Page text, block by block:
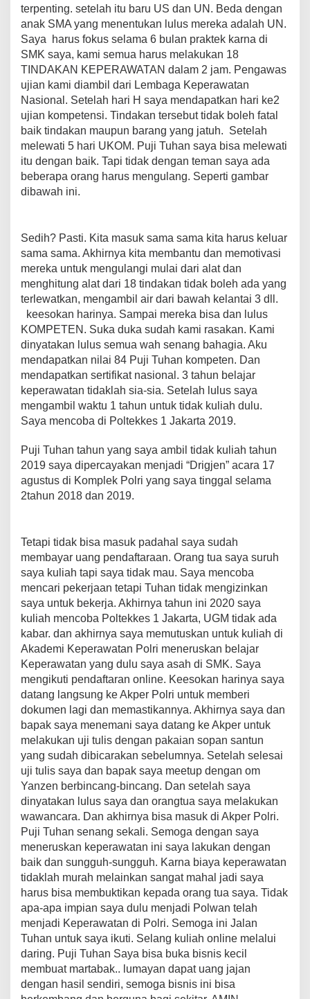
terpenting. setelah itu baru US dan UN. Beda dengan
anak SMA yang menentukan lulus mereka adalah UN.
Saya harus fokus selama 6 bulan praktek karna di
SMK saya, kami semua harus melakukan 18
TINDAKAN KEPERAWATAN dalam 2 jam. Pengawas
ujian kami diambil dari Lembaga Keperawatan
Nasional. Setelah hari H saya mendapatkan hari ke2
ujian kompetensi. Tindakan tersebut tidak boleh fatal
baik tindakan maupun barang yang jatuh. Setelah
melewati 5 hari UKOM. Puji Tuhan saya bisa melewati
itu dengan baik. Tapi tidak dengan teman saya ada
beberapa orang harus mengulang. Seperti gambar
dibawah ini.
Sedih? Pasti. Kita masuk sama sama kita harus keluar
sama sama. Akhirnya kita membantu dan memotivasi
mereka untuk mengulangi mulai dari alat dan
menghitung alat dari 18 tindakan tidak boleh ada yang
terlewatkan, mengambil air dari bawah kelantai 3 dll.
keesokan harinya. Sampai mereka bisa dan lulus
KOMPETEN. Suka duka sudah kami rasakan. Kami
dinyatakan lulus semua wah senang bahagia. Aku
mendapatkan nilai 84 Puji Tuhan kompeten. Dan
mendapatkan sertifikat nasional. 3 tahun belajar
keperawatan tidaklah sia-sia. Setelah lulus saya
mengambil waktu 1 tahun untuk tidak kuliah dulu.
Saya mencoba di Poltekkes 1 Jakarta 2019.
Puji Tuhan tahun yang saya ambil tidak kuliah tahun
2019 saya dipercayakan menjadi “Drigjen” acara 17
agustus di Komplek Polri yang saya tinggal selama
2tahun 2018 dan 2019.
Tetapi tidak bisa masuk padahal saya sudah
membayar uang pendaftaraan. Orang tua saya suruh
saya kuliah tapi saya tidak mau. Saya mencoba
mencari pekerjaan tetapi Tuhan tidak mengizinkan
saya untuk bekerja. Akhirnya tahun ini 2020 saya
kuliah mencoba Poltekkes 1 Jakarta, UGM tidak ada
kabar. dan akhirnya saya memutuskan untuk kuliah di
Akademi Keperawatan Polri meneruskan belajar
Keperawatan yang dulu saya asah di SMK. Saya
mengikuti pendaftaran online. Keesokan harinya saya
datang langsung ke Akper Polri untuk memberi
dokumen lagi dan memastikannya. Akhirnya saya dan
bapak saya menemani saya datang ke Akper untuk
melakukan uji tulis dengan pakaian sopan santun
yang sudah dibicarakan sebelumnya. Setelah selesai
uji tulis saya dan bapak saya meetup dengan om
Yanzen berbincang-bincang. Dan setelah saya
dinyatakan lulus saya dan orangtua saya melakukan
wawancara. Dan akhirnya bisa masuk di Akper Polri.
Puji Tuhan senang sekali. Semoga dengan saya
meneruskan keperawatan ini saya lakukan dengan
baik dan sungguh-sungguh. Karna biaya keperawatan
tidaklah murah melainkan sangat mahal jadi saya
harus bisa membuktikan kepada orang tua saya. Tidak
apa-apa impian saya dulu menjadi Polwan telah
menjadi Keperawatan di Polri. Semoga ini Jalan
Tuhan untuk saya ikuti. Selang kuliah online melalui
daring. Puji Tuhan Saya bisa buka bisnis kecil
membuat martabak.. lumayan dapat uang jajan
dengan hasil sendiri, semoga bisnis ini bisa